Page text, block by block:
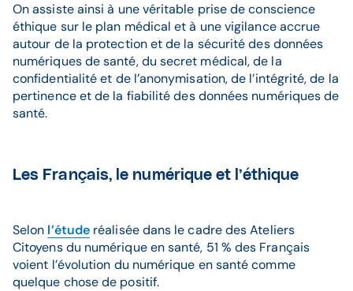
On assiste ainsi à une véritable prise de conscience
éthique sur le plan médical et à une vigilance accrue
autour de la protection et de la sécurité des données
numériques de santé, du secret médical, de la
confidentialité et de l’anonymisation, de l’intégrité, de la
pertinence et de la fiabilité des données numériques de
santé.
Les Français, le numérique et l’éthique
Selon l’étude réalisée dans le cadre des Ateliers
Citoyens du numérique en santé, 51 % des Français
voient l’évolution du numérique en santé comme
quelque chose de positif.